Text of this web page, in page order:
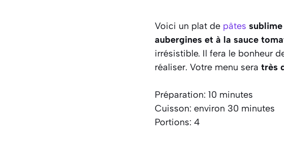
Voici un plat de pâtes sublime
aubergines et à la sauce
irrésistible. Il fera le bonheur
réaliser. Votre menu sera très
Préparation: 10 minutes
Cuisson: environ 30 minutes
Portions: 4